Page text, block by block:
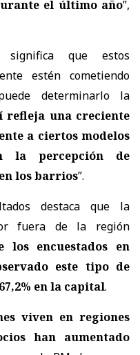
el último año”,
que estos
estén cometiendo
determinarlo la
refleja una creciente
a ciertos modelos
la percepción de
los barrios”.
destaca que la
fuera de la región
los encuestados en
este tipo de
en la capital.
viven en regiones
han aumentado